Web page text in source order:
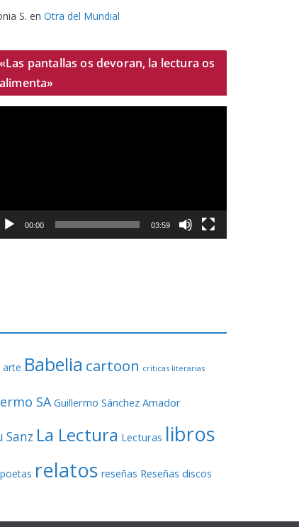
S. en Otra del Mundial
«Las pantallas os devoran, la lectura os
alimenta»
00:00 03:59
arte Babelia cartoon críticas literarias
SA Guillermo Sánchez Amador
Sanz La Lectura Lecturas libros
poetas relatos reseñas Reseñas discos